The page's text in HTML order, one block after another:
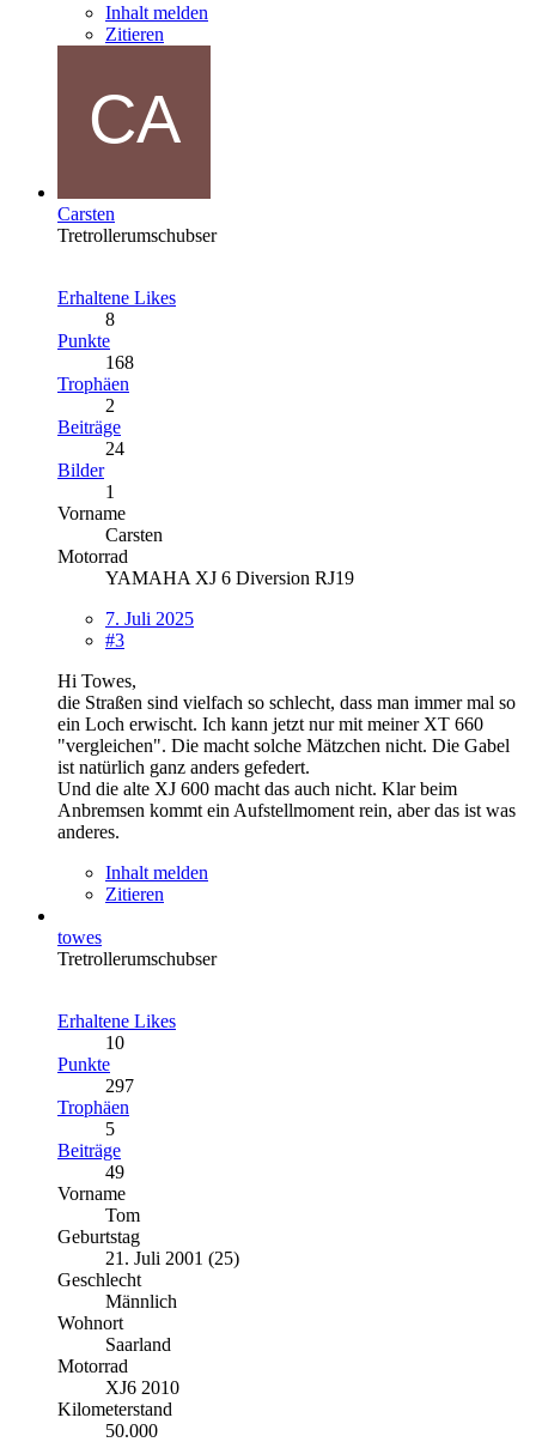
Inhalt melden
Zitieren
Carsten
Tretrollerumschubser
Erhaltene Likes
8
Punkte
168
Trophäen
2
Beiträge
24
Bilder
1
Vorname
Carsten
Motorrad
YAMAHA XJ 6 Diversion RJ19
7. Juli 2025
#3
Hi Towes,
die Straßen sind vielfach so schlecht, dass man immer mal so
ein Loch erwischt. Ich kann jetzt nur mit meiner XT 660
"vergleichen". Die macht solche Mätzchen nicht. Die Gabel
ist natürlich ganz anders gefedert.
Und die alte XJ 600 macht das auch nicht. Klar beim
Anbremsen kommt ein Aufstellmoment rein, aber das ist was
anderes.
Inhalt melden
Zitieren
towes
Tretrollerumschubser
Erhaltene Likes
10
Punkte
297
Trophäen
5
Beiträge
49
Vorname
Tom
Geburtstag
21. Juli 2001 (25)
Geschlecht
Männlich
Wohnort
Saarland
Motorrad
XJ6 2010
Kilometerstand
50.000